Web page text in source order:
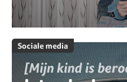
Sociale media
[Mijn kind is